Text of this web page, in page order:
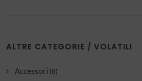
ALTRE CATEGORIE / VOLATILI
Accessori (8)